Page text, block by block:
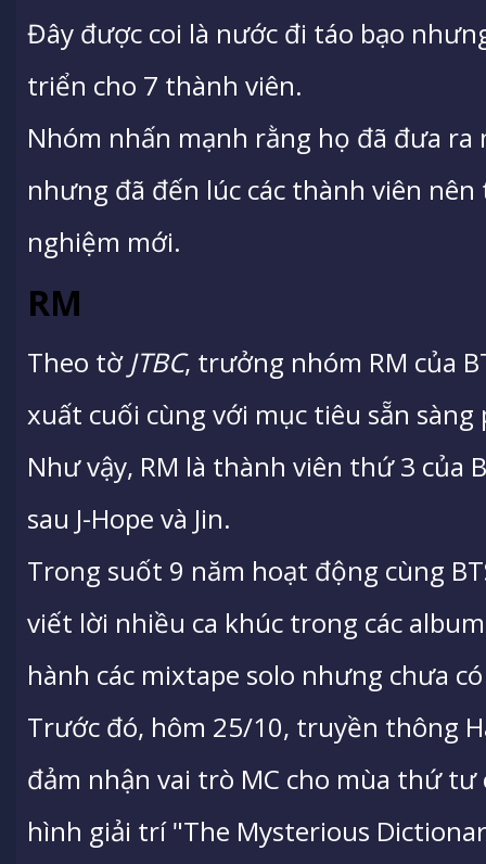
Đây được coi là nước đi táo bạo
triển cho 7 thành viên.
Nhóm nhấn mạnh rằng họ đã đưa
nhưng đã đến lúc các thành viên
nghiệm mới.
RM
Theo tờ JTBC, trưởng nhóm RM của
xuất cuối cùng với mục tiêu sẵn
Như vậy, RM là thành viên thứ 3 của
sau J-Hope và Jin.
Trong suốt 9 năm hoạt động cùng
viết lời nhiều ca khúc trong các
hành các mixtape solo nhưng chưa
Trước đó, hôm 25/10, truyền thông
đảm nhận vai trò MC cho mùa thứ
hình giải trí "The Mysterious